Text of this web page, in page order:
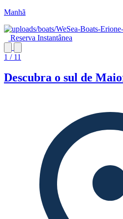
Manhã
Reserva Instantânea
1 / 11
Descubra o sul de